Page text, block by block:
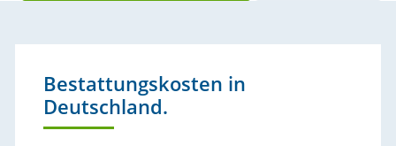
Bestattungskosten in
Deutschland.